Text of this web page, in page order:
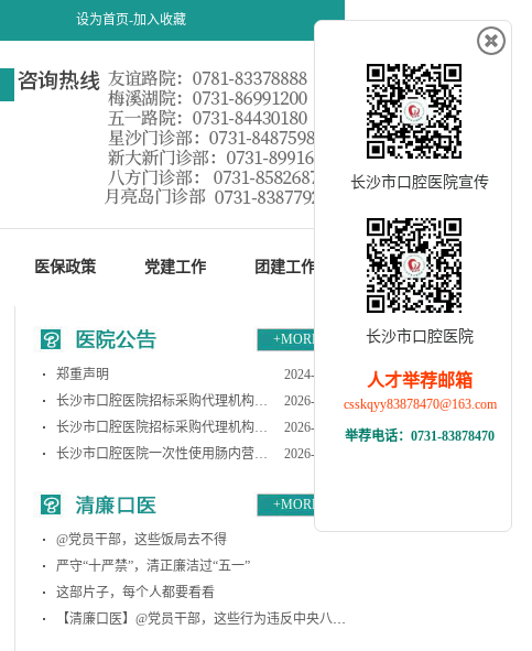
设为首页-加入收藏
医保政策 党建工作 团建工作
+MORE
2024-10-30
郑重声明
2026-07-09
长沙市口腔医院招标采购代理机构项
目院内遴选结果公示
2026-06-30
长沙市口腔医院招标采购代理机构遴
选公告
2026-06-09
长沙市口腔医院一次性使用肠内营养
内议价结果公示
+MORE
@党员干部，这些饭局去不得
严守“十严禁”，清正廉洁过“五一”
这部片子，每个人都要看看
【清廉口医】@党员干部，这些行为违反中央八项
长沙市口腔医院宣传
长沙市口腔医院
人才举荐邮箱
csskqyy83878470@163.com
举荐电话：0731-83878470